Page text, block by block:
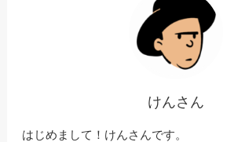
けんさん
はじめまして！けんさんです。